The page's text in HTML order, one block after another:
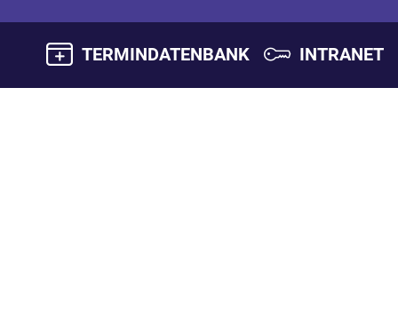
TERMINDATENBANK INTRANET